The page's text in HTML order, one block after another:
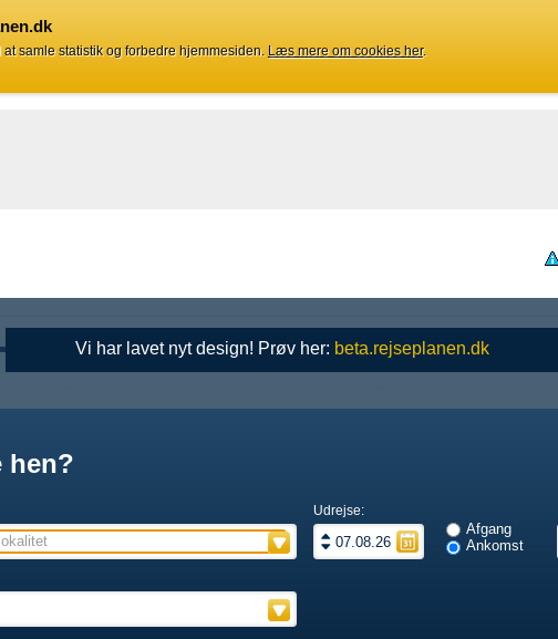
samle statistik og forbedre hjemmesiden. Læs mere om cookies her.
Vi har lavet nyt design! Prøv her: beta.rejseplanen.dk
hen?
Udrejse:
Afgang
Ankomst